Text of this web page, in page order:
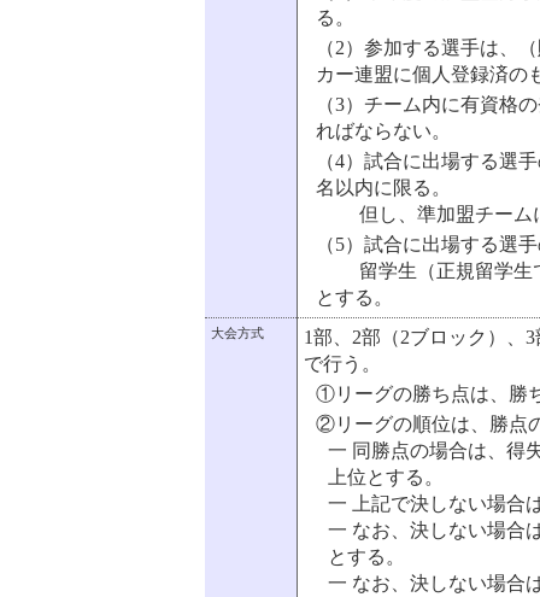
る。
（2）参加する選手は、
カー連盟に個人登録済の
（3）チーム内に有資格
ればならない。
（4）試合に出場する選
名以内に限る。
但し、準加盟チーム
（5）試合に出場する選
留学生（正規留学生で
とする。
大会方式
1部、2部（2ブロック）、
で行う。
①リーグの勝ち点は、勝
②リーグの順位は、勝点
一 同勝点の場合は、得
上位とする。
一 上記で決しない場合
一 なお、決しない場合
とする。
一 なお、決しない場合